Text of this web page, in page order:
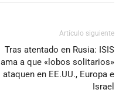
Artículo siguiente
Tras atentado en Rusia: ISIS
llama a que «lobos solitarios»
ataquen en EE.UU., Europa e
Israel